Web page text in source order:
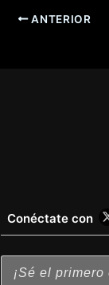
ANTERIOR
Conéctate con